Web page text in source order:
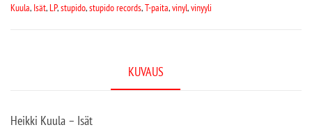
Kuula, Isät,LP,stupido,stupido records,T-paita,vinyl,vinyyli
KUVAUS
Heikki Kuula – Isät